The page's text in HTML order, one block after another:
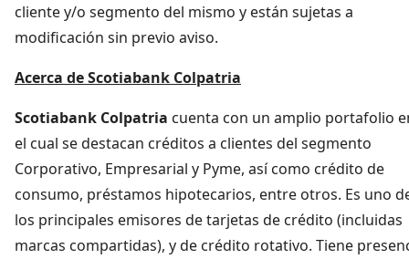
cliente y/o segmento del mismo y están sujetas a
modificación sin previo aviso.
Acerca de Scotiabank Colpatria
Scotiabank Colpatria cuenta con un amplio portafolio
el cual se destacan créditos a clientes del segmento
Corporativo, Empresarial y Pyme, así como crédito de
consumo, préstamos hipotecarios, entre otros. Es uno
los principales emisores de tarjetas de crédito (incluidas
marcas compartidas), y de crédito rotativo. Tiene